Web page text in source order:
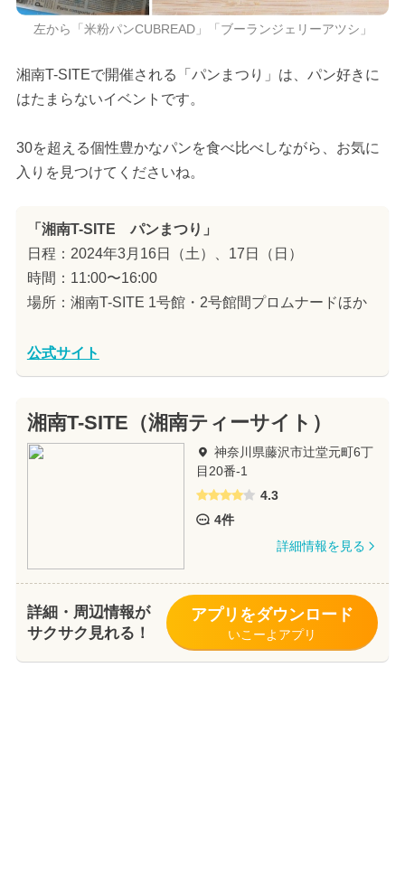
左から「米粉パンCUBREAD」「ブーランジェリーアツシ」
湘南T-SITEで開催される「パンまつり」は、パン好きに
はたまらないイベントです。
30を超える個性豊かなパンを食べ比べしながら、お気に
入りを見つけてくださいね。
「湘南T-SITE パンまつり」
日程：2024年3月16日（土）、17日（日）
時間：11:00〜16:00
場所：湘南T-SITE 1号館・2号館間プロムナードほか
公式サイト
湘南T-SITE（湘南ティーサイト）
神奈川県藤沢市辻堂元町6丁
目20番-1
4.3
4件
詳細情報を見る
詳細・周辺情報が
サクサク見れる！
アプリをダウンロード
いこーよアプリ